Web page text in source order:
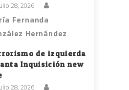
28, 2026
Fernanda
Hernández
de izquierda
Inquisición new
28, 2026